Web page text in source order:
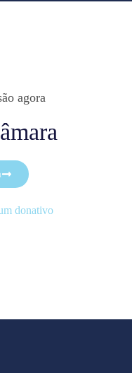
agora
donativo